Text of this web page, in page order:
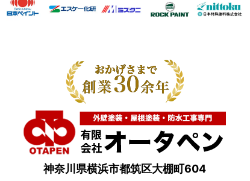
神奈川県横浜市都筑区大棚町604